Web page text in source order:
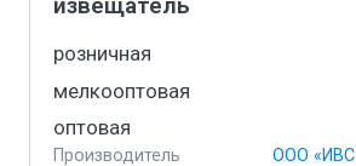
розничная
мелкооптовая
оптовая
Производитель